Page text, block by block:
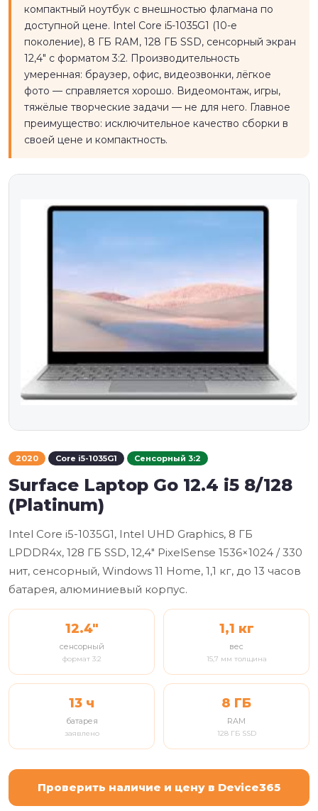
компактный ноутбук с внешностью флагмана по
доступной цене. Intel Core i5-1035G1 (10-е
поколение), 8 ГБ RAM, 128 ГБ SSD, сенсорный экран
12,4" с форматом 3:2. Производительность
умеренная: браузер, офис, видеозвонки, лёгкое
фото — справляется хорошо. Видеомонтаж, игры,
тяжёлые творческие задачи — не для него. Главное
преимущество: исключительное качество сборки в
своей цене и компактность.
2020 Core i5-1035G1 Сенсорный 3:2
Surface Laptop Go 12.4 i5 8/128
(Platinum)
Intel Core i5-1035G1, Intel UHD Graphics, 8 ГБ
LPDDR4x, 128 ГБ SSD, 12,4" PixelSense 1536×1024 / 330
нит, сенсорный, Windows 11 Home, 1,1 кг, до 13 часов
батарея, алюминиевый корпус.
12.4"
сенсорный
формат 3:2
1,1 кг
вес
15,7 мм толщина
13 ч
батарея
заявлено
8 ГБ
RAM
128 ГБ SSD
Проверить наличие и цену в Device365